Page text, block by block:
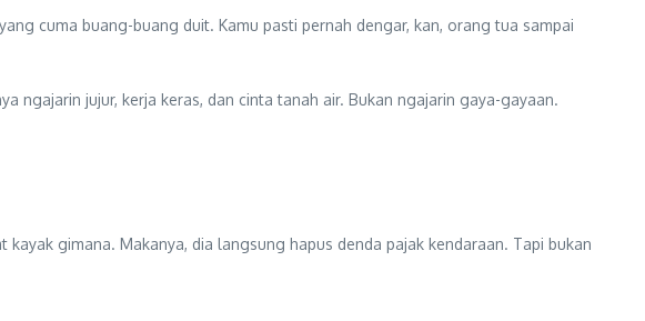
cuma buang-buang duit. Kamu pasti pernah dengar, kan, orang tua sampai
ngajarin jujur, kerja keras, dan cinta tanah air. Bukan ngajarin gaya-gayaan.
gimana. Makanya, dia langsung hapus denda pajak kendaraan. Tapi bukan